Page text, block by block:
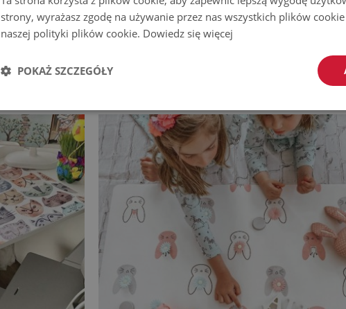
strony, wyrażasz zgodę na używanie przez nas wszystkich plików
naszej polityki plików cookie. Dowiedz się więcej
POKAŻ SZCZEGÓŁY